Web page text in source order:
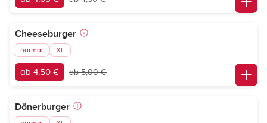
Cheeseburger
normal XL
ab 4,50 € ab 5,00 €
Dönerburger